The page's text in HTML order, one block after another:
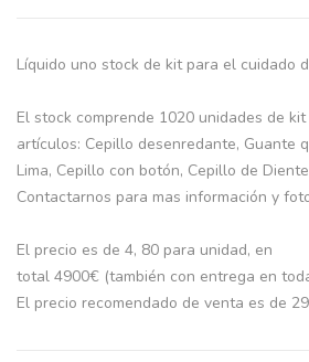
Líquido uno stock de kit para el cuidado
El stock comprende 1020 unidades de
artículos: Cepillo desenredante, Guante
Lima, Cepillo con botón, Cepillo de
Contactarnos para mas información y
El precio es de 4, 80 para unidad, en
total 4900€ (también con entrega en
El precio recomendado de venta es de